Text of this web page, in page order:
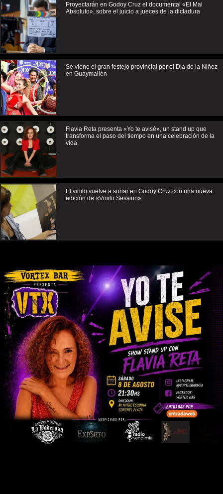
Proyectarán en Godoy Cruz el documental «El Mal
Absoluto», sobre el juicio a jueces de la dictadura
Se viene el gran festejo provincial por el Día de la Niñez
en Guaymallén
Flavia Reta presenta «Yo te avisé», un stand up que
transforma el paso del tiempo en una celebración de la
vida.
El vinilo vuelve a sonar en Godoy Cruz con una nueva
edición de «Vinilo Session»